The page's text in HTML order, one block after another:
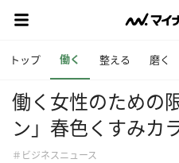
トップ 働く 整える 磨く
働く女性のため
ン」春色くすみカ
＃ビジネスニュース